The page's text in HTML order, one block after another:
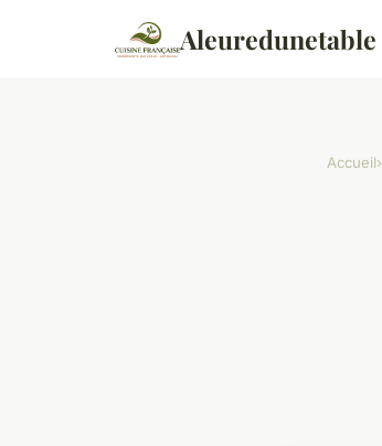
Aleuredunetable
Accueil›